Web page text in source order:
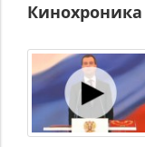
Кинохроника